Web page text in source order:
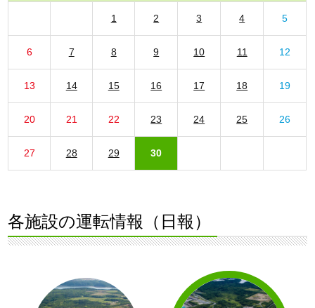
1 2 3 4 5
6 7 8 9 10 11 12
13 14 15 16 17 18 19
20 21 22 23 24 25 26
27 28 29 30
各施設の運転情報（日報）